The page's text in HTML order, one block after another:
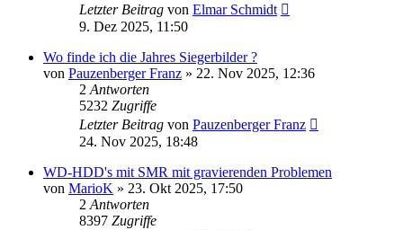
Letzter Beitrag von Elmar Schmidt
9. Dez 2025, 11:50
Wo finde ich die Jahres Siegerbilder ?
von Pauzenberger Franz » 22. Nov 2025, 12:36
2 Antworten
5232 Zugriffe
Letzter Beitrag von Pauzenberger Franz
24. Nov 2025, 18:48
WD-HDD's mit SMR mit gravierenden Problemen
von MarioK » 23. Okt 2025, 17:50
2 Antworten
8397 Zugriffe